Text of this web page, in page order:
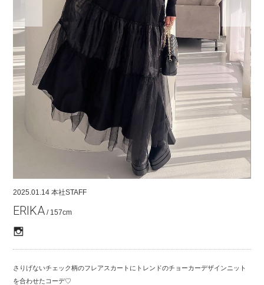
2025.01.14 本社STAFF
ERIKA / 157cm
さりげないチェック柄のフレアスカートにトレンドのチョーカーデザインニット
を合わせたコーデ♡
SHOP LIST
CONCEPT
ONLINE STORE
COMPANY
CONTACT
FOR BUSINESS PARTNER